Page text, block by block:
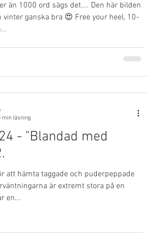
än 1000 ord sägs det.... Den här bilden
ganska bra 😍 Free your heel, 10-
- "Blandad med
att hämta taggade och puderpeppade
är extremt stora på en
en...
min läsning